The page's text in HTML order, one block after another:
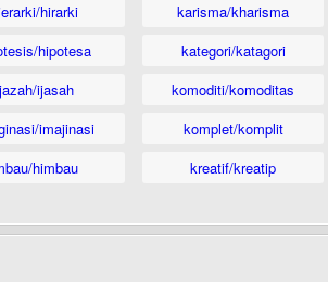
hirarki
hipotesa
ijasah
imajinasi
himbau
karisma/kharisma
kategori/katagori
komoditi/komoditas
komplet/komplit
kreatif/kreatip